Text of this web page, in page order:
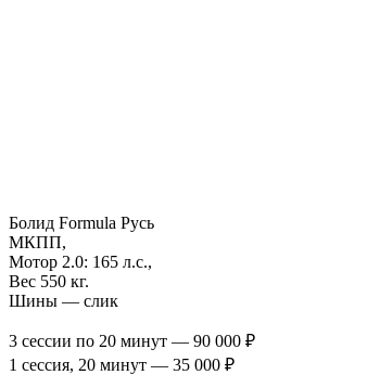
Болид Formula Русь
МКПП,
Мотор 2.0: 165 л.с.,
Вес 550 кг.
Шины — слик
3 сессии по 20 минут — 90 000 ₽
1 сессия, 20 минут — 35 000 ₽